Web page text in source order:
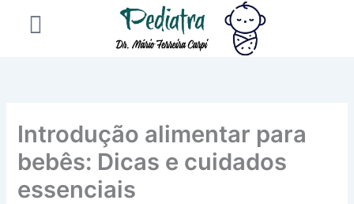
Introdução alimentar para
bebês: Dicas e cuidados
essenciais